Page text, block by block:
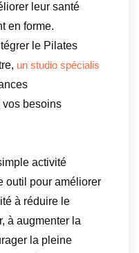
leur santé
en forme.
le Pilates
un studio spécialis
vos besoins
activité
outil pour améliorer
à réduire le
à augmenter la
la pleine